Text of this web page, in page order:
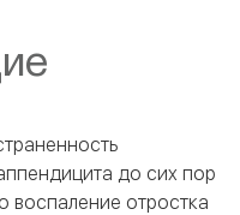
до сих пор
воспаление отростка